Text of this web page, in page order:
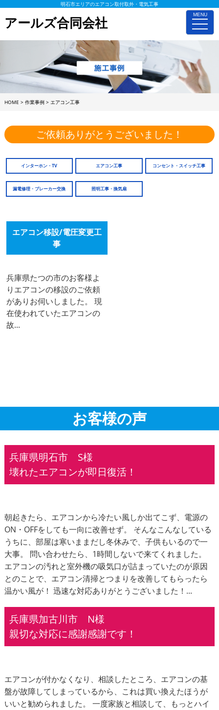
MENU
toggle
明石市エリアのエアコン取付取外・電気工事
アールズ合同会社
HOME > 作業事例> エアコン工事
ご依頼ありがとうございました！
インターホン・TV エアコン工事 コンセント・スイッチ工事
漏電修理・ブレーカー交換 照明工事・換気扇
エアコン移設/電圧変更工
事
兵庫県たつの市のお客様よ
りエアコンの移設のご依頼
がありお伺いしました。 現
在使われていたエアコンの
故...
お客様の声
兵庫県明石市 S様
壊れたエアコンが即日復活！
朝起きたら、エアコンから冷たい風しか出てこず、電源の
ON・OFFをしても一向に改善せず。 そんなこんなしている
うちに、部屋は寒いままだし冬休みで、子供もいるので一
大事。 問い合わせたら、1時間しないで来てくれました。
エアコンの汚れと室外機の吸気口が詰まっていたのが原因
とのことで、エアコン清掃とつまりを改善してもらったら
温かい風が！ 迅速な対応ありがとうございました！...
兵庫県加古川市 N様
親切な対応に感謝感謝です！
エアコンが付かなくなり、相談したところ、エアコンの基
盤が故障してしまっているから、これは買い換えたほうが
いいと勧められました。 一度家族と相談して、もっとハイ